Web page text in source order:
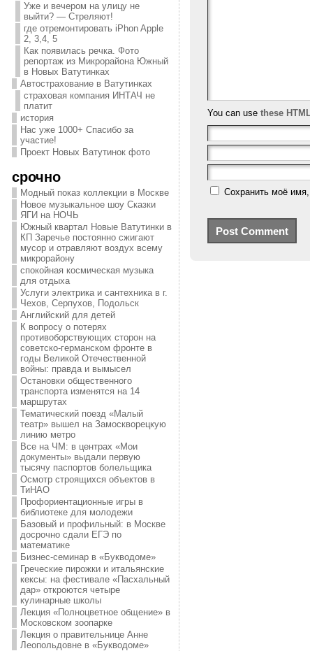
Уже и вечером на улицу не
выйти? — Стреляют!
где отремонтировать iPhon Apple
2, 3,4, 5
Как появилась речка. Фото
репортаж из Микрорайона Южный
в Новых Ватутинках
Автострахование в Ватутинках
страховая компания ИНТАЧ не
платит
история
Нас уже 1000+ Спасибо за
участие!
Проект Новых Ватутинок фото
срочно
Модный показ коллекции в Москве
Новое музыкальное шоу Сказки
ЯГИ на НОЧЬ
Южный квартал Новые Ватутинки в
КП Заречье постоянно сжигают
мусор и отравляют воздух всему
микрорайону
спокойная космическая музыка
для отдыха
Услуги электрика и сантехника в г.
Чехов, Серпухов, Подольск
Английский для детей
К вопросу о потерях
противоборствующих сторон на
советско-германском фронте в
годы Великой Отечественной
войны: правда и вымысел
Остановки общественного
транспорта изменятся на 14
маршрутах
Тематический поезд «Малый
театр» вышел на Замоскворецкую
линию метро
Все на ЧМ: в центрах «Мои
документы» выдали первую
тысячу паспортов болельщика
Осмотр строящихся объектов в
ТиНАО
Профориентационные игры в
библиотеке для молодежи
Базовый и профильный: в Москве
досрочно сдали ЕГЭ по
математике
Бизнес-семинар в «Букводоме»
Греческие пирожки и итальянские
кексы: на фестивале «Пасхальный
дар» откроются четыре
кулинарные школы
Лекция «Полноцветное общение» в
Московском зоопарке
Лекция о правительнице Анне
Леопольдовне в «Букводоме»
You can use these
Сохранить моё